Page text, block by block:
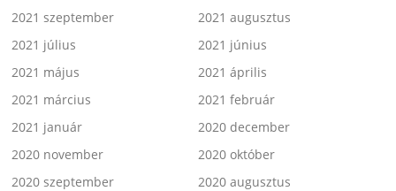
2021 szeptember
2021 augusztus
2021 július
2021 június
2021 május
2021 április
2021 március
2021 február
2021 január
2020 december
2020 november
2020 október
2020 szeptember
2020 augusztus